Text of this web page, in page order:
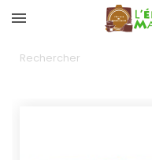
